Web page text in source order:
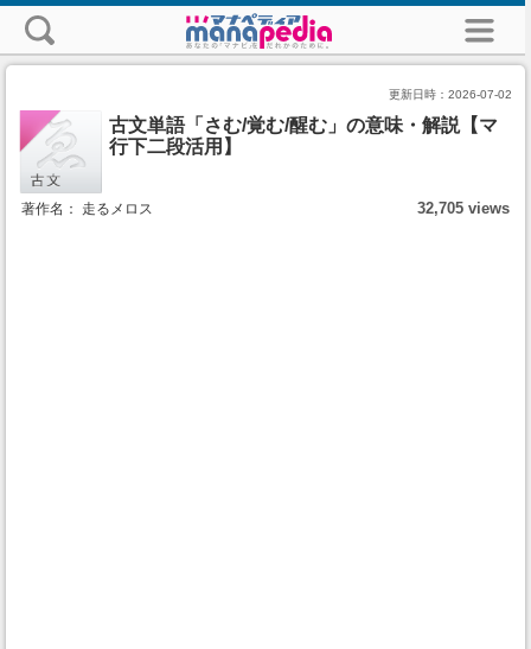
更新日時： 2026-07-02
古文単語「さむ/覚む/醒む」の意味・解説【マ
行下二段活用】
著作名： 走るメロス 32,705 views